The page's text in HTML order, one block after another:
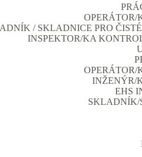
/ SKLADNICE PRO
INSPEKTOR/KA
INŽENÝR/
EHS
SKLADNÍK/